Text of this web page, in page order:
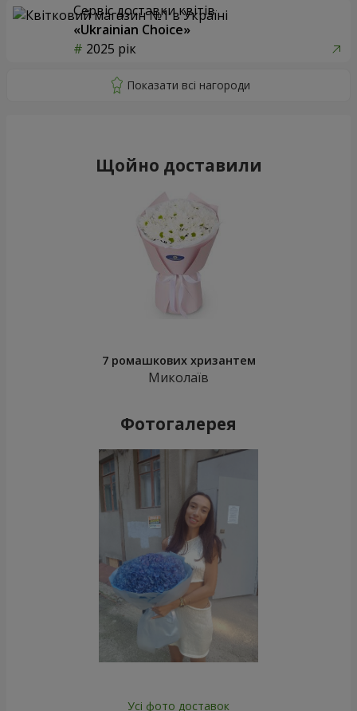
Сервіс доставки квітів
«Ukrainian Choice»
2025 рік
Щойно доставили
7 ромашкових хризантем
Миколаїв
Фотогалерея
Усі фото доставок